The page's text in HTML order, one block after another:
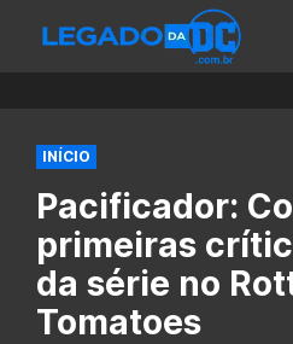
INÍCIO
Pacificador:
primeiras
da série no
Tomatoes